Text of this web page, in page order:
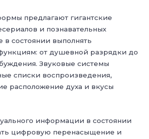
предлагают гигантские
и познавательных
в состоянии выполнять
от душевной разрядки до
Звуковые системы
списки воспроизведения,
расположение духа и вкусы
информации в состоянии
цифровую перенасыщение и